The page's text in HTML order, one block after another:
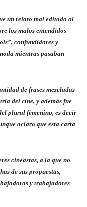
un relato mal editado al
los malos entendidos
confundidores y
mientras pasaban
de frases mezcladas
del cine, y además fue
plural femenino, es decir
aclaro que esta carta
cineastas, a la que no
de sus propuestas,
y trabajadores